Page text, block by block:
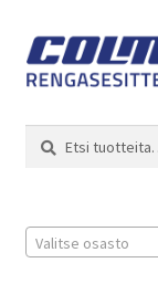
Skip
to
Skip
to
Colmec
Etsi:
Haku
Valitse osasto